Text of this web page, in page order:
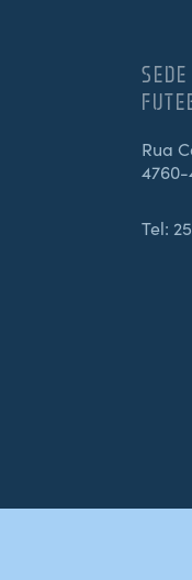
Rua
4760-
Tel: